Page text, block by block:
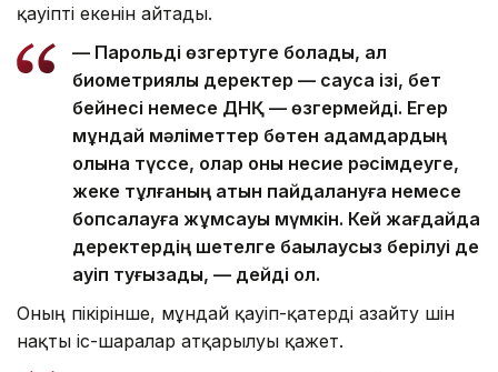
қауіпті екенін айтады.
— Парольді өзгертуге болады, ал
биометриялық деректер — саусақ ізі, бет
бейнесі немесе ДНҚ — өзгермейді. Егер
мұндай мәліметтер бөтен адамдардың
қолына түссе, олар оны несие рәсімдеуге,
жеке тұлғаның атын пайдалануға немесе
бопсалауға жұмсауы мүмкін. Кей жағдайда
деректердің шетелге бақылаусыз берілуі де
қауіп туғызады, — дейді ол.
Оның пікірінше, мұндай қауіп-қатерді азайту үшін
нақты іс-шаралар атқарылуы қажет.